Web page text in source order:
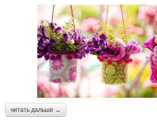
читать дальше →